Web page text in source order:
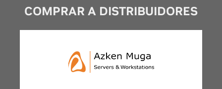
COMPRAR A DISTRIBUIDORES